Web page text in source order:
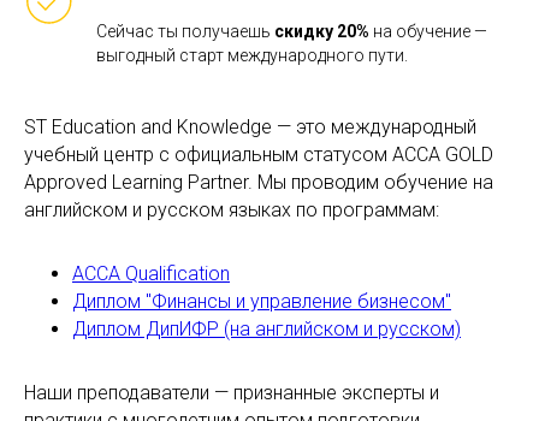
Сейчас ты получаешь скидку 20% на обучение —
выгодный старт международного пути.
ST Education and Knowledge — это международный
учебный центр с официальным статусом ACCA GOLD
Approved Learning Partner. Мы проводим обучение на
английском и русском языках по программам:
ACCA Qualification
Диплом "Финансы и управление бизнесом"
Диплом ДипИФР (на английском и русском)
Наши преподаватели — признанные эксперты и